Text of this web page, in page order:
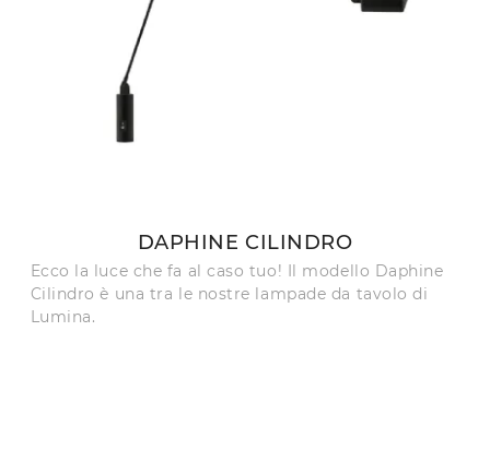
DAPHINE CILINDRO
Ecco la luce che fa al caso tuo! Il modello Daphine
Cilindro è una tra le nostre lampade da tavolo di
Lumina.